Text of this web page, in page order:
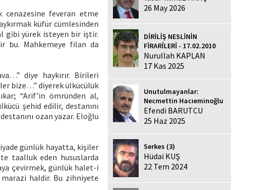
cenazesine feveran etme
küfür cümlesinden
gibi yürek isteyen bir iştir.
bu. Mahkemeye filan da
diye haykırır. Birileri
bize…” diyerek ülkücülük
“Arif’in ömründen al,
şehid edilir, destanını
ozan yazar. Eloğlu
günlük hayatta, kişiler
taalluk eden hususlarda
çevirmek, günlük halet-i
haldir. Bu zihniyete
26 May 2026
DİRİLİŞ NESLİNİN
FİRARÎLERİ - 17.02.2010
Nurullah KAPLAN
17 Kas 2025
Unutulmayanlar:
Necmettin Hacıeminoğlu
Efendi BARUTCU
25 Haz 2025
Serkes (3)
Hüdai KUŞ
22 Tem 2024